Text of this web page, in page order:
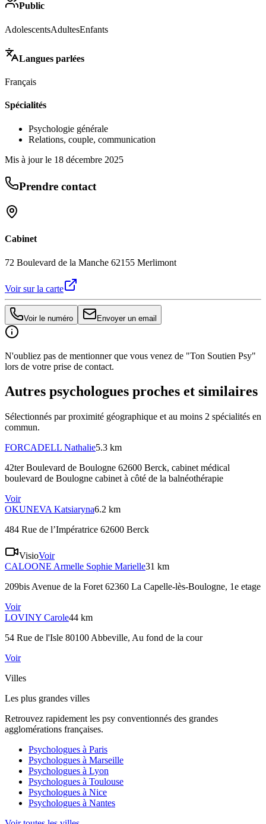
Public
AdolescentsAdultesEnfants
Langues parlées
Français
Spécialités
Psychologie générale
Relations, couple, communication
Mis à jour le 18 décembre 2025
Prendre contact
Cabinet
72 Boulevard de la Manche 62155 Merlimont
Voir sur la carte
Voir le numéro Envoyer un email
N'oubliez pas de mentionner que vous venez de "Ton Soutien Psy"
lors de votre prise de contact.
Autres psychologues proches et similaires
Sélectionnés par proximité géographique et au moins 2 spécialités en
commun.
FORCADELL Nathalie5.3 km
42ter Boulevard de Boulogne 62600 Berck, cabinet médical
boulevard de Boulogne cabinet à côté de la balnéothérapie
Voir
OKUNEVA Katsiaryna6.2 km
484 Rue de l’Impératrice 62600 Berck
VisioVoir
CALOONE Armelle Sophie Marielle31 km
209bis Avenue de la Foret 62360 La Capelle-lès-Boulogne, 1e etage
Voir
LOVINY Carole44 km
54 Rue de l'Isle 80100 Abbeville, Au fond de la cour
Voir
Villes
Les plus grandes villes
Retrouvez rapidement les psy conventionnés des grandes
agglomérations françaises.
Psychologues à Paris
Psychologues à Marseille
Psychologues à Lyon
Psychologues à Toulouse
Psychologues à Nice
Psychologues à Nantes